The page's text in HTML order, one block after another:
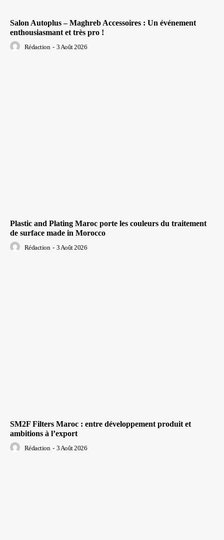
Salon Autoplus – Maghreb Accessoires : Un événement
enthousiasmant et très pro !
Rédaction - 3 Août 2026
Plastic and Plating Maroc porte les couleurs du traitement
de surface made in Morocco
Rédaction - 3 Août 2026
SM2F Filters Maroc : entre développement produit et
ambitions à l’export
Rédaction - 3 Août 2026